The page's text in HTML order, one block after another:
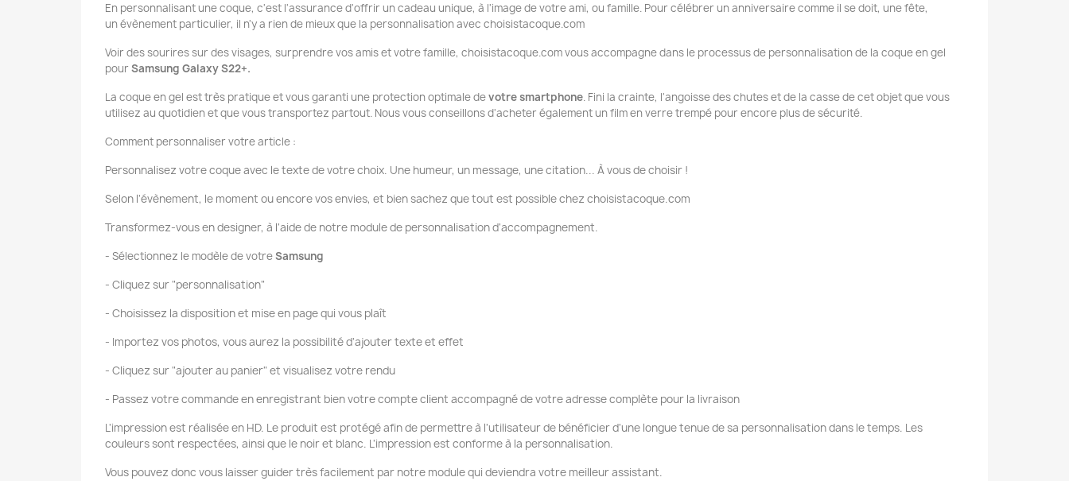
En personnalisant une coque, c'est l'assurance d'offrir un cadeau unique, à l'image de votre ami, ou famille. Pour célébrer un anniversaire comme il se doit, une fête,
un évènement particulier, il n'y a rien de mieux que la personnalisation avec choisistacoque.com
Voir des sourires sur des visages, surprendre vos amis et votre famille, choisistacoque.com vous accompagne dans le processus de personnalisation de la coque en gel
pour Samsung Galaxy S22+.
La coque en gel est très pratique et vous garanti une protection optimale devotre smartphone. Fini la crainte, l'angoisse des chutes et de la casse de cet objet que vous
utilisez au quotidien et que vous transportez partout. Nous vous conseillons d'acheter également un film en verre trempé pour encore plus de sécurité.
Comment personnaliser votre article :
Personnalisez votre coque avec le texte de votre choix. Une humeur, un message, une citation... À vous de choisir !
Selon l'évènement, le moment ou encore vos envies, et bien sachez que tout est possible chez choisistacoque.com
Transformez-vous en designer, à l'aide de notre module de personnalisation d'accompagnement.
- Sélectionnez le modèle de votreSamsung
- Cliquez sur "personnalisation"
- Choisissez la disposition et mise en page qui vous plaît
- Importez vos photos, vous aurez la possibilité d'ajouter texte et effet
- Cliquez sur "ajouter au panier" et visualisez votre rendu
- Passez votre commande en enregistrant bien votre compte client accompagné de votre adresse complète pour la livraison
L'impression est réalisée en HD. Le produit est protégé afin de permettre à l'utilisateur de bénéficier d'une longue tenue de sa personnalisation dans le temps. Les
couleurs sont respectées, ainsi que le noir et blanc. L'impression est conforme à la personnalisation.
Vous pouvez donc vous laisser guider très facilement par notre module qui deviendra votre meilleur assistant.